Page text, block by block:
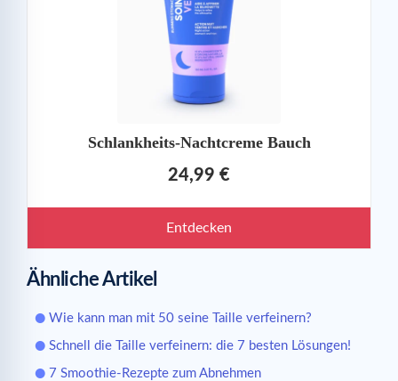
Schlankheits-Nachtcreme Bauch
24,99 €
Entdecken
Ähnliche Artikel
Wie kann man mit 50 seine Taille verfeinern?
Schnell die Taille verfeinern: die 7 besten Lösungen!
7 Smoothie-Rezepte zum Abnehmen